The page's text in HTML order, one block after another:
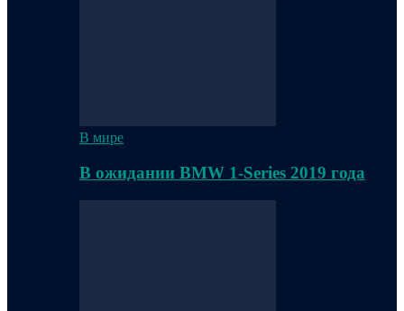
В мире
В ожидании BMW 1-Series 2019 года